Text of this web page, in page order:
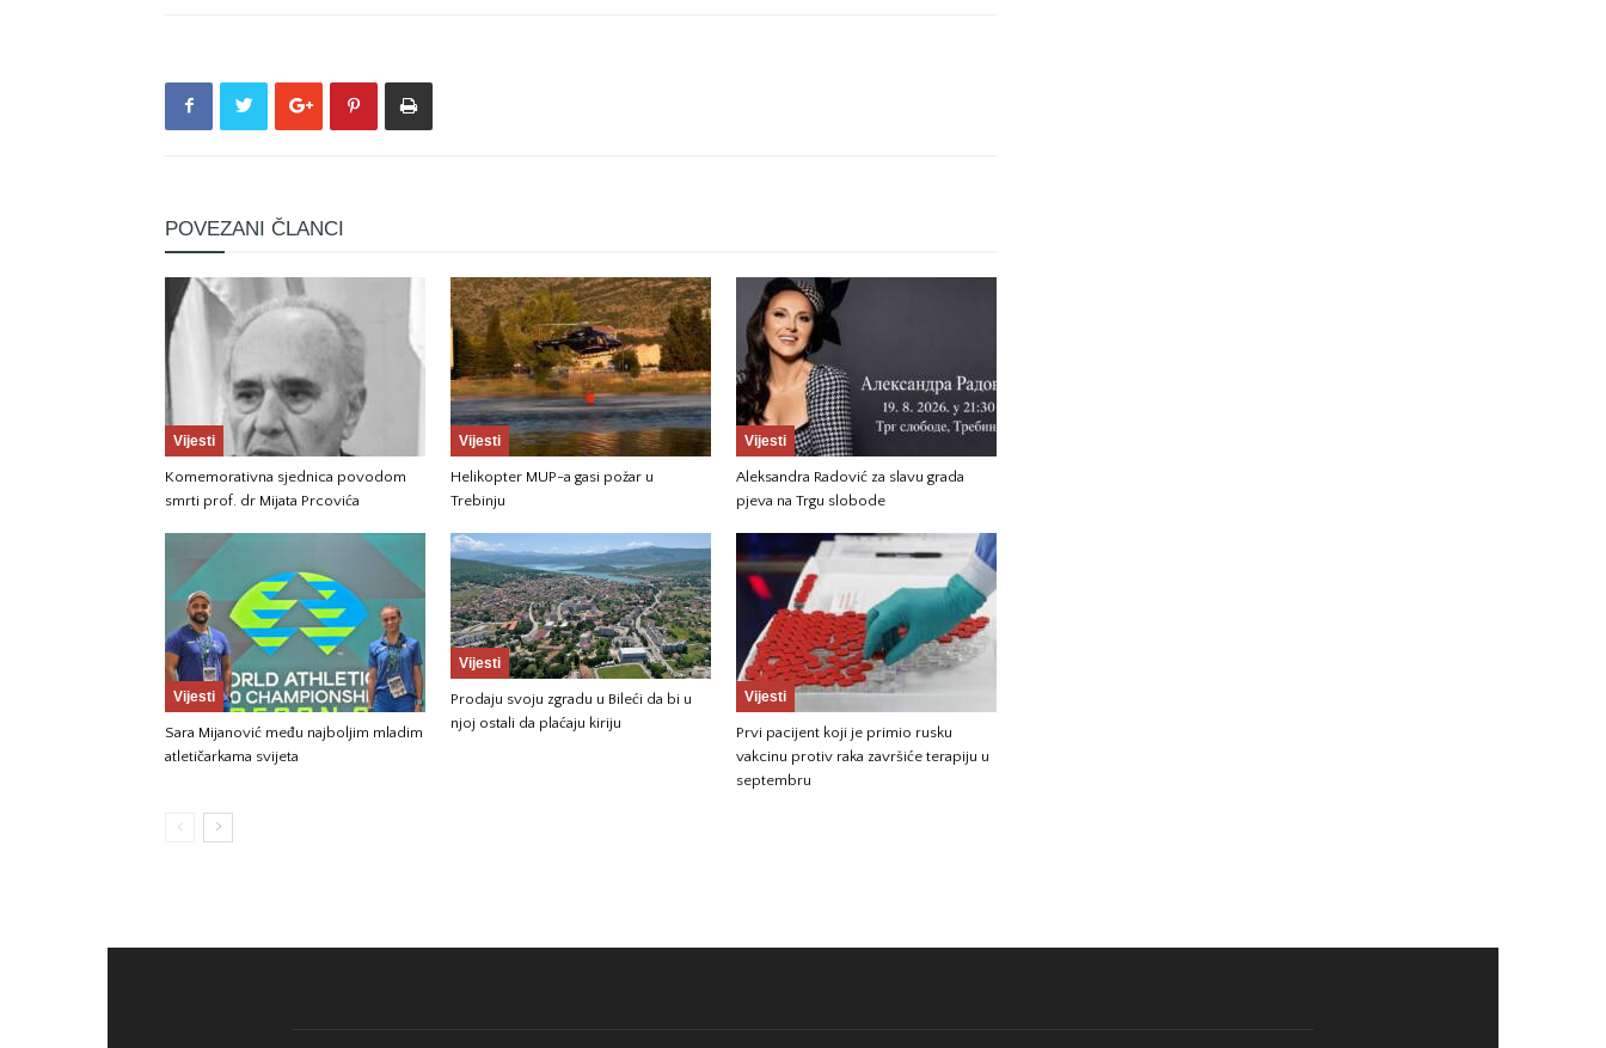
POVEZANI ČLANCI
Vijesti
Komemorativna sjednica povodom
smrti prof. dr Mijata Prcovića
Vijesti
Helikopter MUP-a gasi požar u
Trebinju
Vijesti
Aleksandra Radović za slavu grada
pjeva na Trgu slobode
Vijesti
Sara Mijanović među najboljim mladim
atletičarkama svijeta
Vijesti
Prodaju svoju zgradu u Bileći da bi u
njoj ostali da plaćaju kiriju
Vijesti
Prvi pacijent koji je primio rusku
vakcinu protiv raka završiće terapiju u
septembru